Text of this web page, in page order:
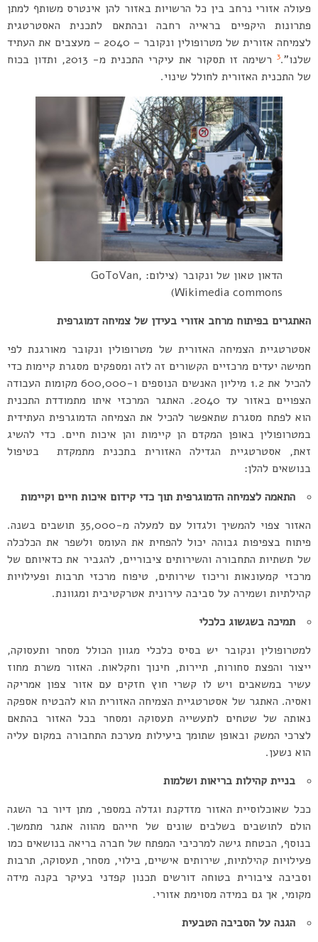
פעולה אזורי נרחב בין כל הרשויות באזור להן אינטרס משותף למתן
פתרונות היקפיים בראייה רחבה ובהתאם לתכנית האסטרטגית
לצמיחה אזורית של מטרופולין ונקובר – 2040 – מעצבים את העתיד
שלנו”.3
רשימה זו תסקור את עיקרי התכנית מ- 2013, ותדון בכוח
של התכנית האזורית לחולל שינוי.
הדאון טאון של ונקובר (צילום: GoToVan,
Wikimedia commons)
האתגרים בפיתוח מרחב אזורי בעידן של צמיחה דמוגרפית
אסטרטגיית הצמיחה האזורית של מטרופולין ונקובר מאורגנת לפי
חמישה יעדים מרכזיים הקשורים זה לזה ומספקים מסגרת קיימות כדי
להכיל את 1.2 מיליון האנשים הנוספים ו-600,000 מקומות העבודה
הצפויים באזור עד 2040. האתגר המרכזי איתו מתמודדת התכנית
הוא לפתח מסגרת שתאפשר להכיל את הצמיחה הדמוגרפית העתידית
במטרופולין באופן המקדם הן קיימות והן איכות חיים. כדי להשיג
זאת, אסטרטגיית הגדילה האזורית בתכנית מתמקדת בטיפול
בנושאים להלן:
התאמה לצמיחה הדמוגרפית תוך כדי קידום איכות חיים וקיימות
האזור צפוי להמשיך ולגדול עם למעלה מ-35,000 תושבים בשנה.
פיתוח בצפיפות גבוהה יכול להפחית את העומס ולשפר את הכלכלה
של תשתיות התחבורה והשירותים ציבוריים, להגביר את כדאיותם של
מרכזי קמעונאות וריכוז שירותים, טיפוח מרכזי תרבות ופעילויות
קהילתיות ושמירה על סביבה עירונית אטרקטיבית ומגוונת.
תמיכה בשגשוג כלכלי
למטרופולין ונקובר יש בסיס כלכלי מגוון הכולל מסחר ותעסוקה,
ייצור והפצת סחורות, תיירות, חינוך וחקלאות. האזור משרת מחוז
עשיר במשאבים ויש לו קשרי חוץ חזקים עם אזור צפון אמריקה
ואסיה. האתגר של אסטרטגיית הצמיחה האזורית הוא להבטיח אספקה
נאותה של שטחים לתעשייה תעסוקה ומסחר בכל האזור בהתאם
לצרכי המשק ובאופן שתומך ביעילות מערכת התחבורה במקום עליה
הוא נשען.
בניית קהילות בריאות ושלמות
ככל שאוכלוסיית האזור מזדקנת וגדלה במספר, מתן דיור בר השגה
הולם לתושבים בשלבים שונים של חייהם מהווה אתגר מתמשך.
בנוסף, הבטחת גישה למרכיבי המפתח של חברה בריאה בנושאים כמו
פעילויות קהילתיות, שירותים אישיים, בילוי, מסחר, תעסוקה, תרבות
וסביבה ציבורית בטוחה דורשים תכנון קפדני בעיקר בקנה מידה
מקומי, אך גם במידה מסוימת אזורי.
הגנה על הסביבה הטבעית